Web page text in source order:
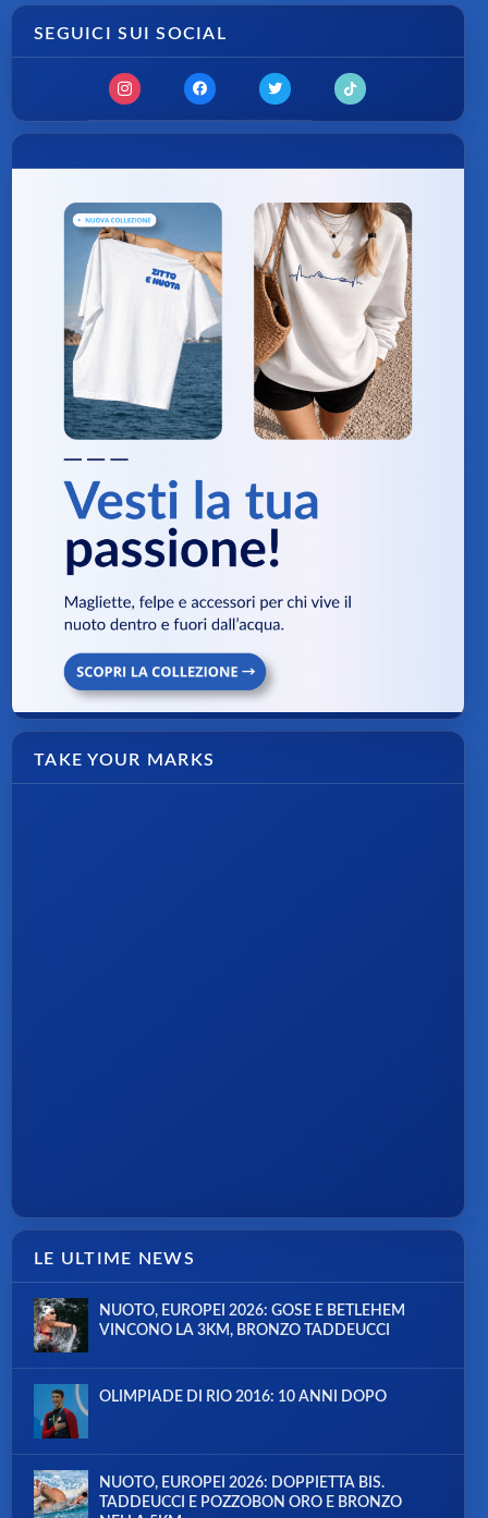
SEGUICI SUI SOCIAL
TAKE YOUR MARKS
LE ULTIME NEWS
NUOTO, EUROPEI 2026: GOSE E BETLEHEM
VINCONO LA 3KM, BRONZO TADDEUCCI
OLIMPIADE DI RIO 2016: 10 ANNI DOPO
NUOTO, EUROPEI 2026: DOPPIETTA BIS.
TADDEUCCI E POZZOBON ORO E BRONZO